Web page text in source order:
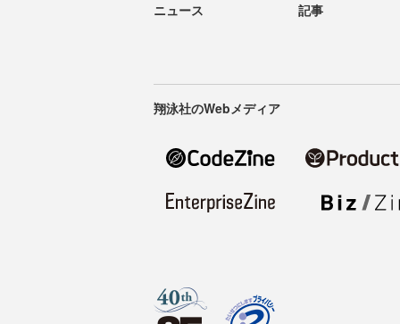
ニュース 記事
翔泳社のWebメディア